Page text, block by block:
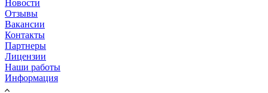
Новости
Отзывы
Вакансии
Контакты
Партнеры
Лицензии
Наши работы
Информация